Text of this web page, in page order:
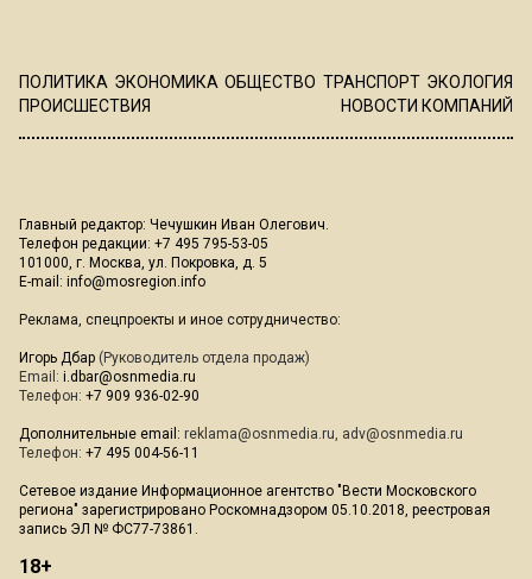
ПОЛИТИКА ЭКОНОМИКА ОБЩЕСТВО ТРАНСПОРТ ЭКОЛОГИЯ
ПРОИСШЕСТВИЯ
НОВОСТИ КОМПАНИЙ
Главный редактор: Чечушкин Иван Олегович.
Телефон редакции: +7 495 795-53-05
101000, г. Москва, ул. Покровка, д. 5
E-mail: info@mosregion.info
Реклама, спецпроекты и иное сотрудничество:
Игорь Дбар (Руководитель отдела продаж)
Email: i.dbar@osnmedia.ru
Телефон: +7 909 936-02-90
Дополнительные email: reklama@osnmedia.ru, adv@osnmedia.ru
Телефон: +7 495 004-56-11
Сетевое издание Информационное агентство "Вести Московского
региона" зарегистрировано Роскомнадзором 05.10.2018, реестровая
запись ЭЛ № ФС77-73861.
18+